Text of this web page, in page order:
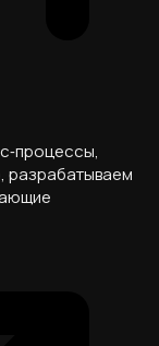
разрабатываем